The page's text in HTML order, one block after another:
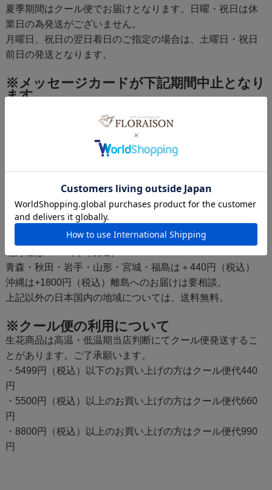
夏季期間はクール便でお届けとなります。日曜・祝日は休
業日の為発送がございません。
月曜日、祝日の翌日着日のご指定の場合は、土曜日・祝日
前日の発送となります。
※メッセージカードが下記期間中止となり
ます。
※画像配信サービスが下記期間中止となり
※地域による追加送料について
※生花商品は2日以上かかる地域はお届け不可。
北海道は+1200円（税込）
青森・秋田・岩手・山形・宮城・福島は＋440円（税込）
沖縄は+1800円（税込）離島へのお届けは要相談。
上記以外の日本国内の地域については、送料無料。
※クール便の利用について
生花商品は高温・低温期当店判断にてクール便発送するこ
とがあります。ご了承願います。
・5499円（税込）以下のお買い上げの方はクール便代440
円
・5500円（税込）以上のお買い上げの方はクール便代660
円
・8800円（税込）以上のお買い上げの方はクール便代990
円